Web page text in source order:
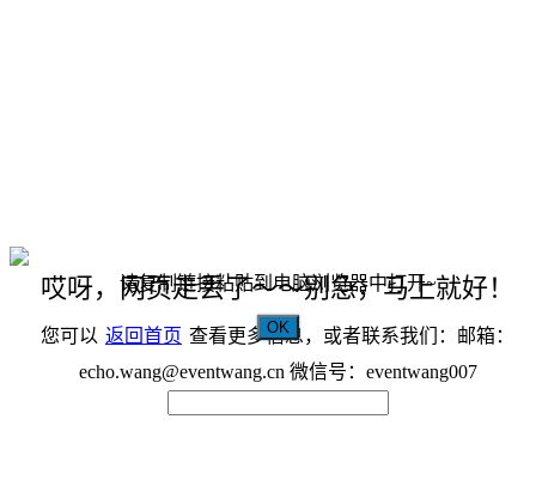
哎呀，网页走丢了～～别急，马上就好！
您可以 返回首页 查看更多信息，或者联系我们：邮箱：
echo.wang@eventwang.cn 微信号：eventwang007
请复制链接粘贴到电脑浏览器中打开~
OK